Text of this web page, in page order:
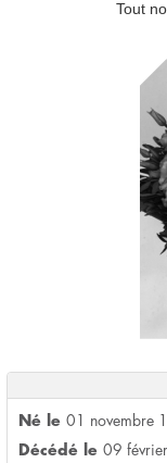
Tout
Né le 01 novembre
Décédé le 09